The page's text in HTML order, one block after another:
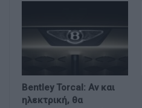
Bentley Torcal: Αν και
ηλεκτρική, θα